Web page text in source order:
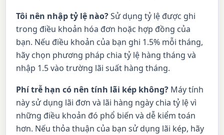
Tôi nên nhập tỷ lệ nào?Sử dụng tỷ lệ được ghi
trong điều khoản hóa đơn hoặc hợp đồng của
bạn. Nếu điều khoản của bạn ghi 1.5% mỗi tháng,
hãy chọn phương pháp chia tỷ lệ hàng tháng và
nhập 1.5 vào trường lãi suất hàng tháng.
Phí trễ hạn có nên tính lãi kép không? Máy tính
này sử dụng lãi đơn và lãi hàng ngày chia tỷ lệ vì
những điều khoản đó phổ biến và dễ kiểm toán
hơn. Nếu thỏa thuận của bạn sử dụng lãi kép, hãy